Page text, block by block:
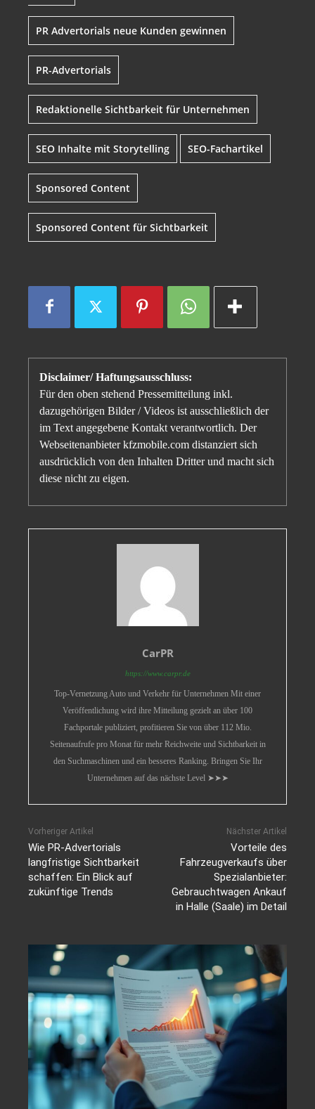
PR Advertorials neue Kunden gewinnen
PR-Advertorials
Redaktionelle Sichtbarkeit für Unternehmen
SEO Inhalte mit Storytelling SEO-Fachartikel
Sponsored Content
Sponsored Content für Sichtbarkeit
Disclaimer/ Haftungsausschluss:
Für den oben stehend Pressemitteilung inkl.
dazugehörigen Bilder / Videos ist ausschließlich der
im Text angegebene Kontakt verantwortlich. Der
Webseitenanbieter kfzmobile.com distanziert sich
ausdrücklich von den Inhalten Dritter und macht sich
diese nicht zu eigen.
CarPR
https://www.carpr.de
Top-Vernetzung Auto und Verkehr für Unternehmen Mit einer
Veröffentlichung wird ihre Mitteilung gezielt an über 100
Fachportale publiziert, profitieren Sie von über 112 Mio.
Seitenaufrufe pro Monat für mehr Reichweite und Sichtbarkeit in
den Suchmaschinen und ein besseres Ranking. Bringen Sie Ihr
Unternehmen auf das nächste Level ➤➤➤
Vorheriger Artikel
Wie PR-Advertorials
langfristige Sichtbarkeit
schaffen: Ein Blick auf
zukünftige Trends
Nächster Artikel
Vorteile des
Fahrzeugverkaufs über
Spezialanbieter:
Gebrauchtwagen Ankauf
in Halle (Saale) im Detail